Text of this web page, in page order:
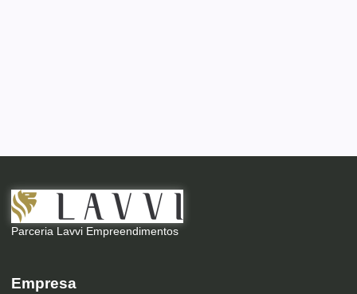
Parceria Lavvi Empreendimentos
Empresa